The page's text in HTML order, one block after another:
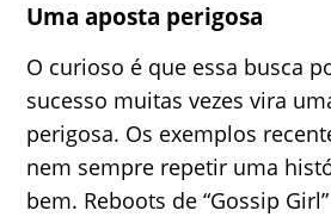
Uma aposta perigosa
O curioso é que essa busca
sucesso muitas vezes vira
perigosa. Os exemplos
nem sempre repetir uma
bem. Reboots de “Gossip